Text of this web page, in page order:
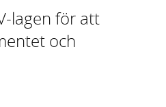
lagen för att
och